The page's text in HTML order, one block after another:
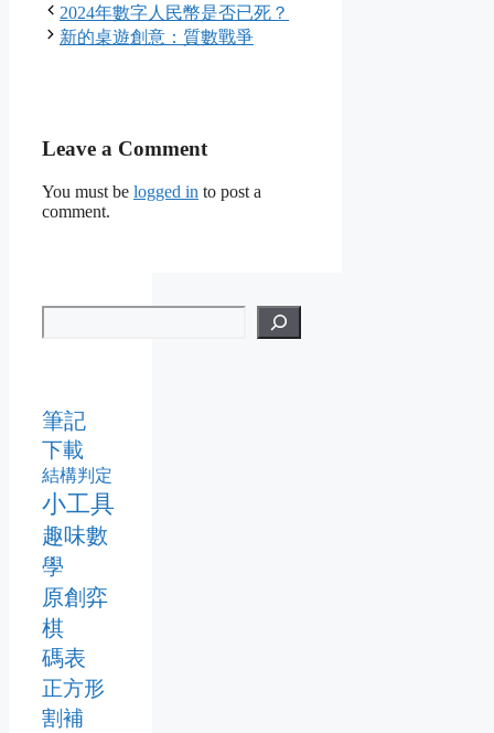
2024年數字人民幣是否已死？
新的桌遊創意：質數戰爭
Leave a Comment
You must be logged in to post a
comment.
筆記
下載
結構判定
小工具
趣味數
學
原創弈
棋
碼表
正方形
割補